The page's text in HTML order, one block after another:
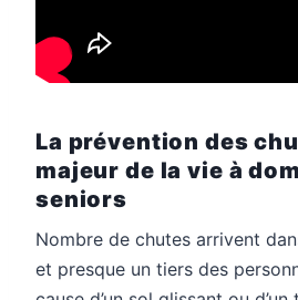
La prévention des
majeur de la vie à
seniors
Nombre de chutes arrivent
et presque un tiers des